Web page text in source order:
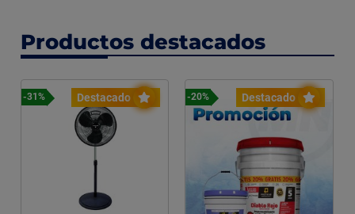
Productos destacados
Destacado
-31% Destacado
-20%